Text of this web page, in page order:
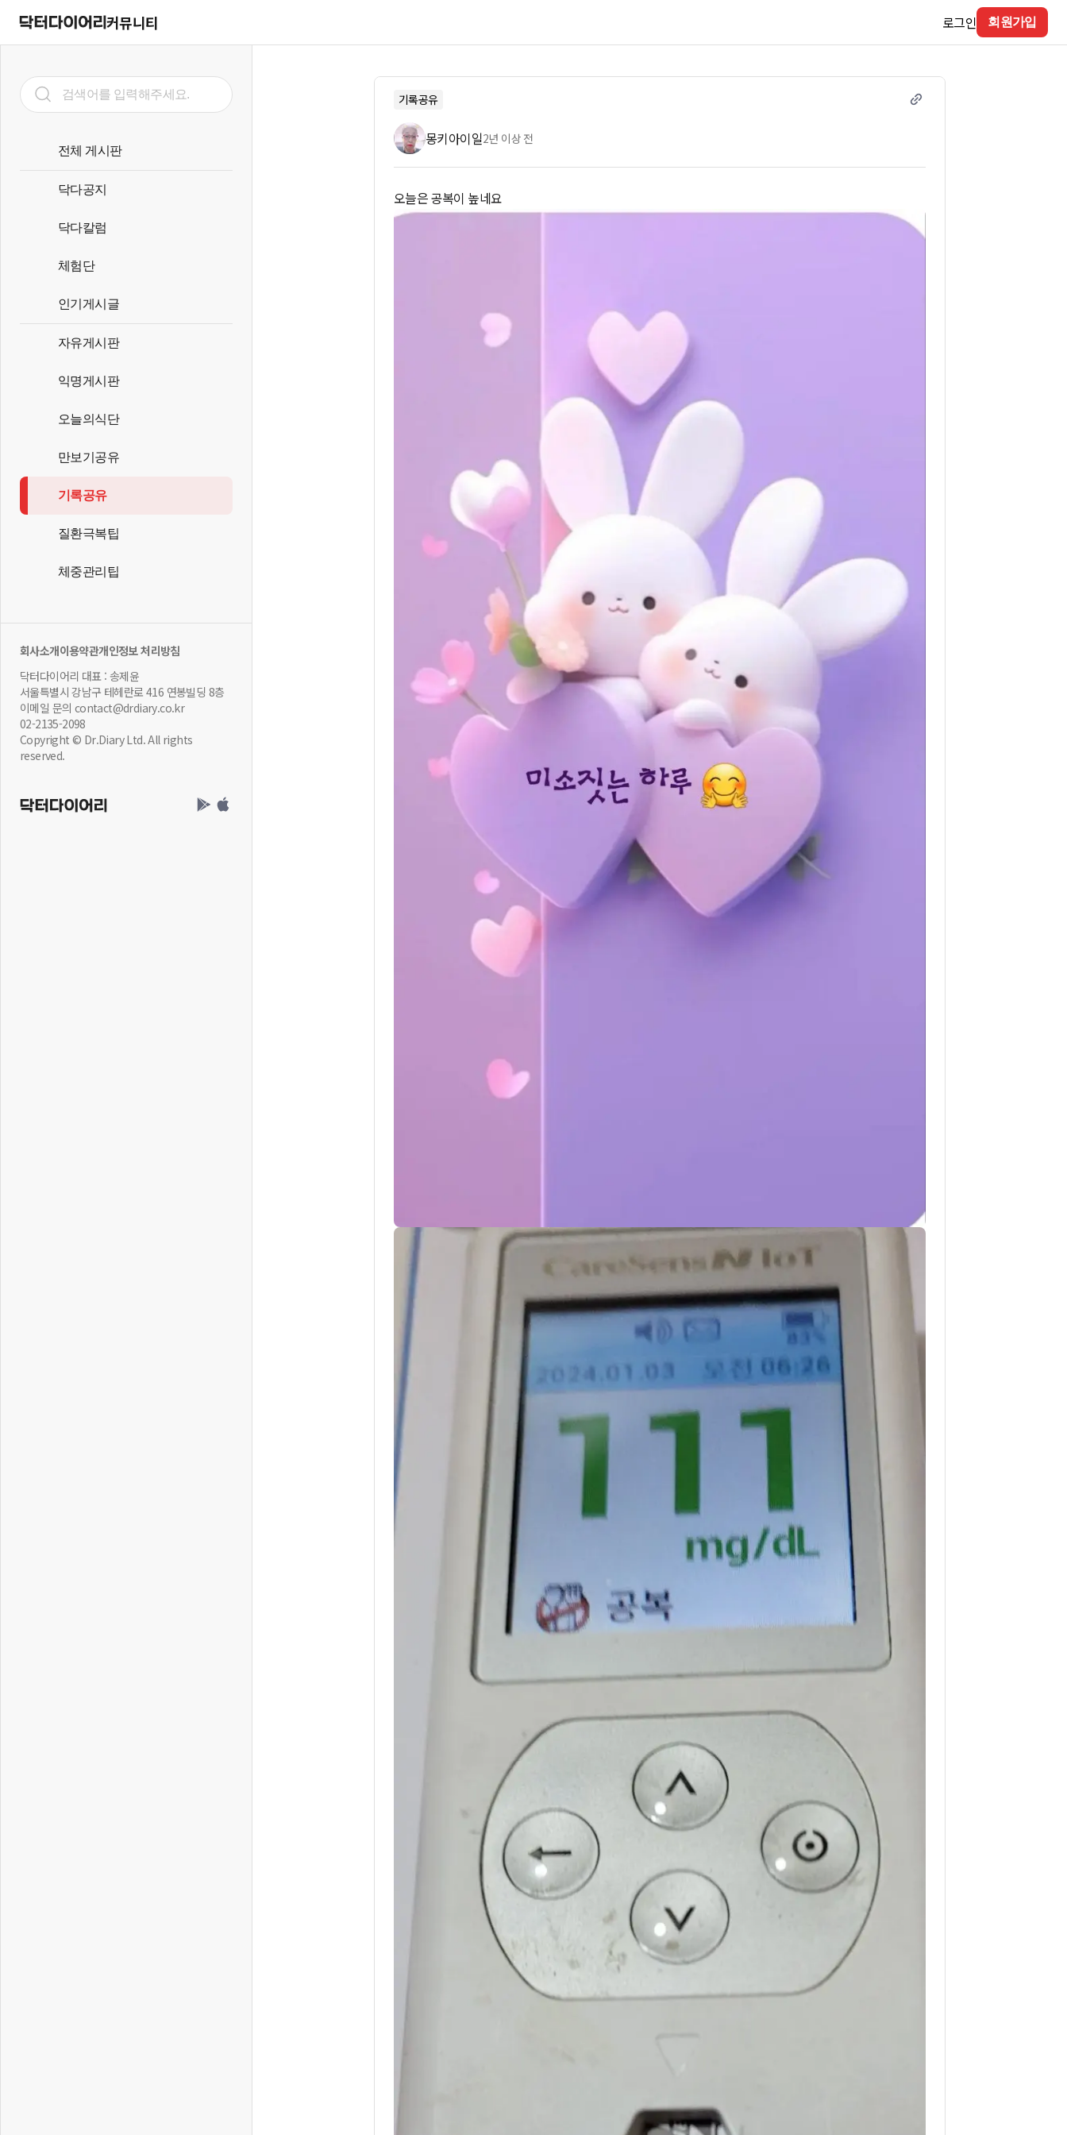
커뮤니티 로그인 회원가입
전체 게시판
닥다공지
닥다칼럼
체험단
인기게시글
자유게시판
익명게시판
오늘의식단
만보기공유
기록공유
질환극복팁
체중관리팁
회사소개이용약관개인정보 처리방침
닥터다이어리 대표 : 송제윤
서울특별시 강남구 테헤란로 416 연봉빌딩 8층
이메일 문의 contact@drdiary.co.kr
02-2135-2098
Copyright © Dr.Diary Ltd. All rights
reserved.
기록공유
몽키아이일2년 이상 전
오늘은 공복이 높네요